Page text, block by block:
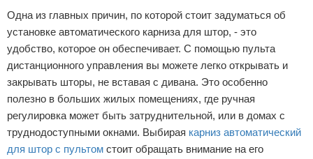
Косметика
Уход за волосами
Уход за ногтями
Макияж
СПА процедуры
Для правообладателей
Условия предоставления информации
Отказ от ответственности
Одна из главных причин, по которой стоит задуматься об
установке автоматического карниза для штор, - это
удобство, которое он обеспечивает. С помощью пульта
дистанционного управления вы можете легко открывать и
закрывать шторы, не вставая с дивана. Это особенно
полезно в больших жилых помещениях, где ручная
регулировка может быть затруднительной, или в домах с
труднодоступными окнами. Выбирая карниз автоматический
для штор с пультом стоит обращать внимание на его